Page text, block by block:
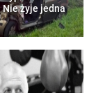
Nie żyje jedna